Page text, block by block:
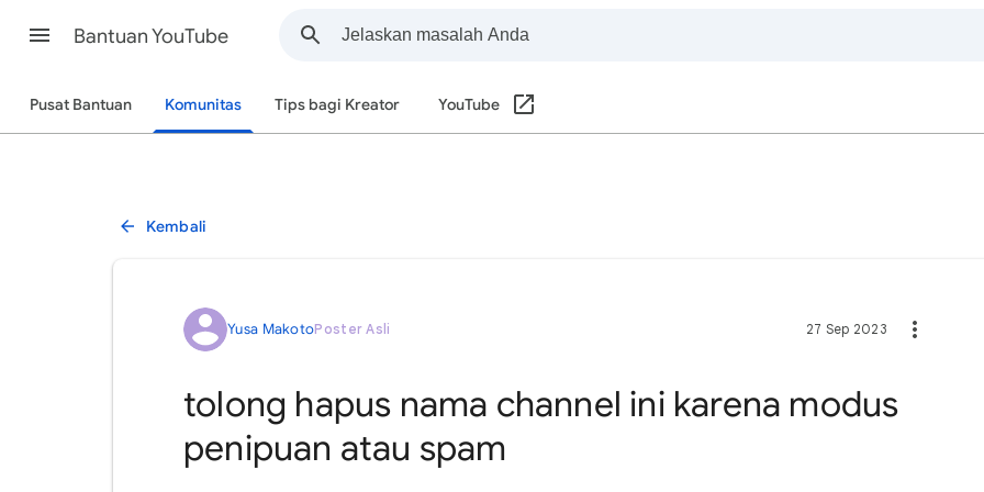
Bantuan YouTube
Pusat Bantuan Komunitas Tips bagi Kreator YouTube
Kembali
Yusa MakotoPoster Asli 27 Sep 2023
tolong hapus nama channel ini karena modus
penipuan atau spam